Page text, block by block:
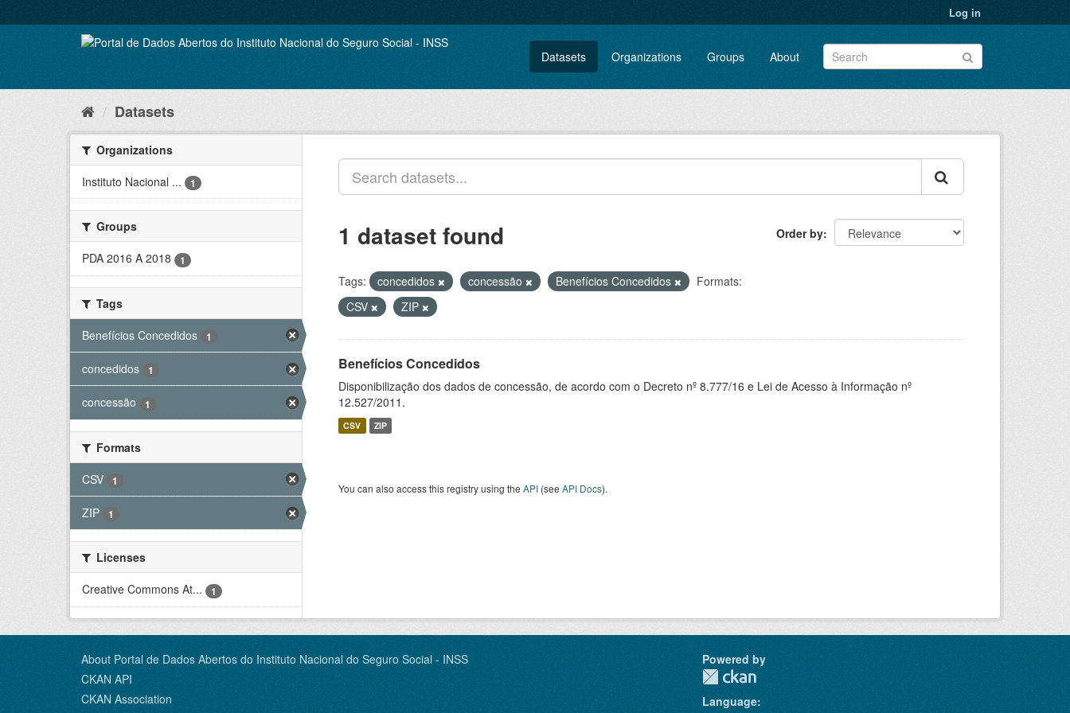
to
Log in
Datasets Organizations Groups About
Datasets
Organizations
Instituto Nacional ...
1
Groups
PDA 2016 A 2018
1
Tags
Benefícios Concedidos
1
concedidos 1
concessão 1
Formats
CSV
1
ZIP 1
Licenses
Creative Commons At...
1
Order by
1 dataset found
Tags: concedidos concessão Benefícios Concedidos
Formats:
CSV
ZIP
Benefícios Concedidos
Disponibilização dos dados de concessão, de acordo com o Decreto nº 8.777/16 e Lei de Acesso à Informação nº
12.527/2011.
CSV ZIP
You can also access this registry using the API (see API Docs).
About Portal de Dados Abertos do Instituto Nacional do Seguro Social - INSS
CKAN API
CKAN Association
Powered by
Language